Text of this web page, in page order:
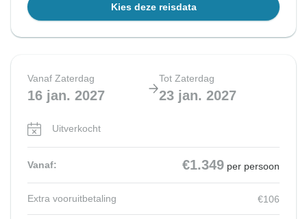
Kies deze reisdata
Vanaf Zaterdag
16 jan. 2027
Tot Zaterdag
23 jan. 2027
Uitverkocht
Vanaf: €1.349 per persoon
Extra vooruitbetaling €106